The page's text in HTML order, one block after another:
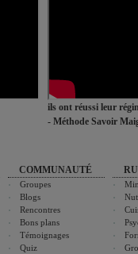
ils ont réussi leur
- Méthode Savoir
COMMUNAUTÉ
Groupes
Blogs
Rencontres
Bons plans
Témoignages
Quiz